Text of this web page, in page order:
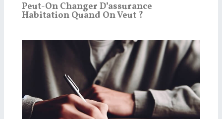
Peut-On Changer D’assurance
Habitation Quand On Veut ?